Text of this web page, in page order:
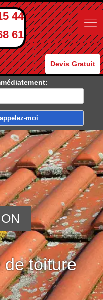
44
61
Devis Gratuit
toiture